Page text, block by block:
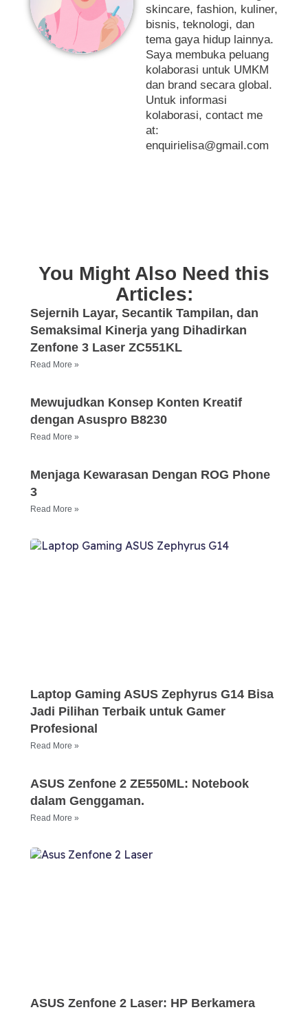
skincare, fashion, kuliner,
bisnis, teknologi, dan
tema gaya hidup lainnya.
Saya membuka peluang
kolaborasi untuk UMKM
dan brand secara global.
Untuk informasi
kolaborasi, contact me
at:
enquirielisa@gmail.com
You Might Also Need this
Articles:
Sejernih Layar, Secantik Tampilan, dan
Semaksimal Kinerja yang Dihadirkan
Zenfone 3 Laser ZC551KL
Read More »
Mewujudkan Konsep Konten Kreatif
dengan Asuspro B8230
Read More »
Menjaga Kewarasan Dengan ROG Phone
3
Read More »
Laptop Gaming ASUS Zephyrus G14 Bisa
Jadi Pilihan Terbaik untuk Gamer
Profesional
Read More »
ASUS Zenfone 2 ZE550ML: Notebook
dalam Genggaman.
Read More »
ASUS Zenfone 2 Laser: HP Berkamera